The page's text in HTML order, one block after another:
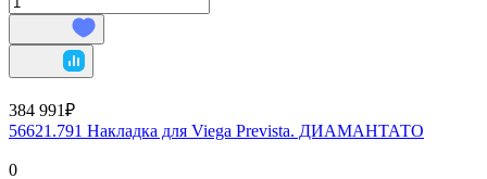
384 991₽
56621.791 Накладка для Viega Prevista. ДИАМАНТАТО
0